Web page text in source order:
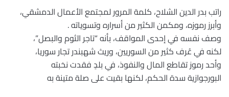
راتب بدر الدين الشلاح، كلمة المرور لمجتمع الأعمال الدمشقي،
وأبرز رموزه، ومكمن الكثير من أسراره وتسوياته .
وصف نفسه في إحدى المواقف، بأنه “تاجر الثوم والبصل”،
لكنه في عُرف كثير من السوريين، وريث شهبندر تجار سوريا،
وأحد رموز تقاطع المال والنفوذ، في بلدٍ فقدت نخبته
البورجوازية سدة الحكم، لكنها بقيت على صلة متينة به